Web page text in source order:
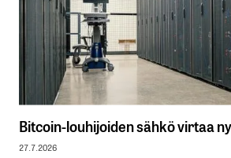
Bitcoin-louhijoiden sähkö virtaa
27.7.2026